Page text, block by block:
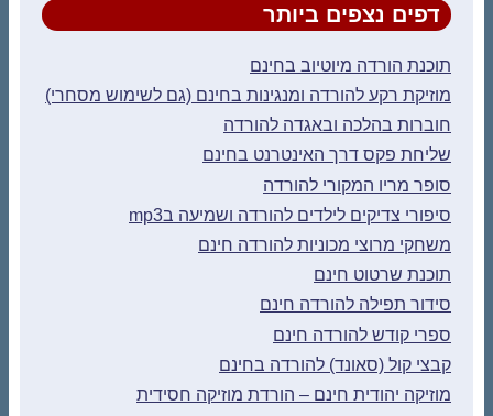
דפים נצפים ביותר
תוכנת הורדה מיוטיוב בחינם
מוזיקת רקע להורדה ומנגינות בחינם (גם לשימוש מסחרי)
חוברות בהלכה ובאגדה להורדה
שליחת פקס דרך האינטרנט בחינם
סופר מריו המקורי להורדה
סיפורי צדיקים לילדים להורדה ושמיעה בmp3
משחקי מרוצי מכוניות להורדה חינם
תוכנת שרטוט חינם
סידור תפילה להורדה חינם
ספרי קודש להורדה חינם
קבצי קול (סאונד) להורדה בחינם
מוזיקה יהודית חינם – הורדת מוזיקה חסידית